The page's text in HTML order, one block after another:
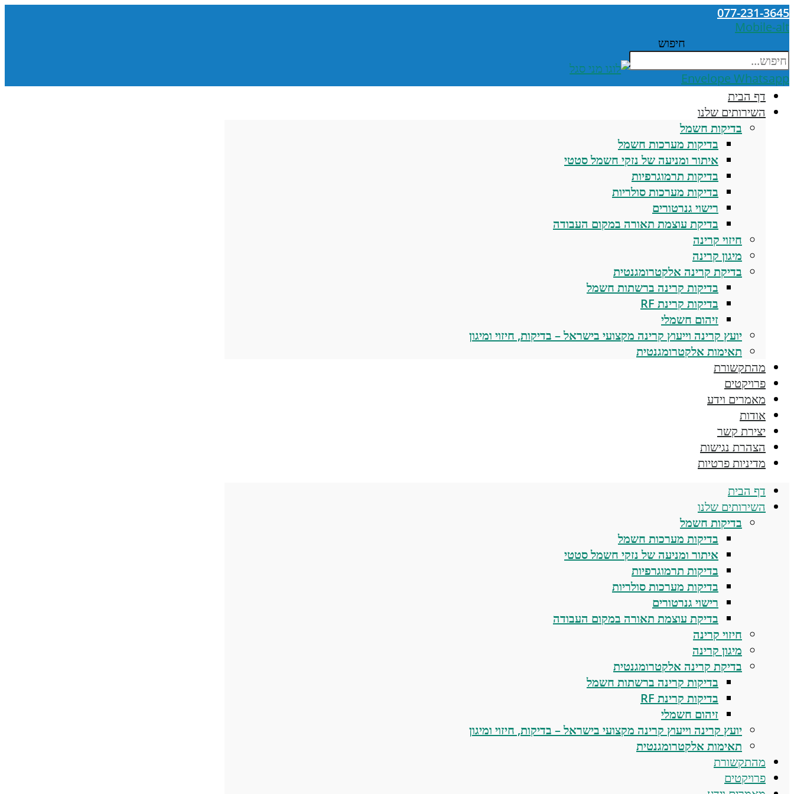
077-231-3645
Mobile-alt
חיפוש
Envelope Whatsapp
דף הבית
השירותים שלנו
בדיקות חשמל
בדיקות מערכות חשמל
איתור ומניעה של נזקי חשמל סטטי
בדיקות תרמוגרפיות
בדיקות מערכות סולריות
רישוי גנרטורים
בדיקת עוצמת תאורה במקום העבודה
חיזוי קרינה
מיגון קרינה
בדיקת קרינה אלקטרומגנטית
בדיקות קרינה ברשתות חשמל
בדיקות קרינת RF
זיהום חשמלי
יועץ קרינה וייעוץ קרינה מקצועי בישראל – בדיקות, חיזוי ומיגון
תאימות אלקטרומגנטית
מהתקשורת
פרויקטים
מאמרים וידע
אודות
יצירת קשר
הצהרת נגישות
מדיניות פרטיות
דף הבית
השירותים שלנו
בדיקות חשמל
בדיקות מערכות חשמל
איתור ומניעה של נזקי חשמל סטטי
בדיקות תרמוגרפיות
בדיקות מערכות סולריות
רישוי גנרטורים
בדיקת עוצמת תאורה במקום העבודה
חיזוי קרינה
מיגון קרינה
בדיקת קרינה אלקטרומגנטית
בדיקות קרינה ברשתות חשמל
בדיקות קרינת RF
זיהום חשמלי
יועץ קרינה וייעוץ קרינה מקצועי בישראל – בדיקות, חיזוי ומיגון
תאימות אלקטרומגנטית
מהתקשורת
פרויקטים